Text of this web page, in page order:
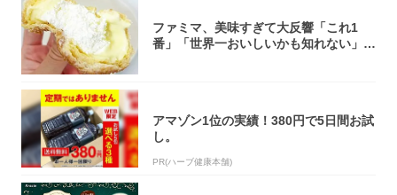
ファミマ、美味すぎて大反響「これ1
番」「世界一おいしいかも知れない」
アマゾン1位の実績！380円で5日間お試
し。
PR(ハーブ健康本舗)